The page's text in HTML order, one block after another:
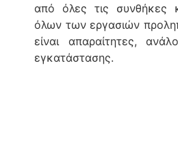
από όλες τις συνθήκες
όλων των εργασιών
είναι απαραίτητες,
εγκατάστασης.